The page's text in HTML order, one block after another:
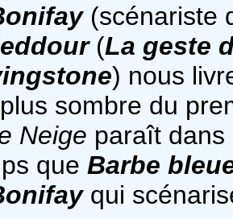
(scénariste
(La geste
) nous
sombre du
Neige paraît dans
que Barbe
qui